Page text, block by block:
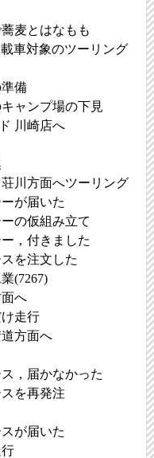
麦とはなもも
車対象のツーリング
備
ャンプ場の下見
川崎店へ
川方面へツーリング
が届いた
の仮組み立て
，付きました
を注文した
(7267)
へ
走行
方面へ
，届かなかった
を再発注
が届いた